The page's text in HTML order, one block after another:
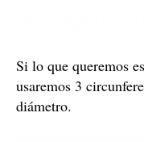
Si lo que queremos
usaremos 3
diámetro.